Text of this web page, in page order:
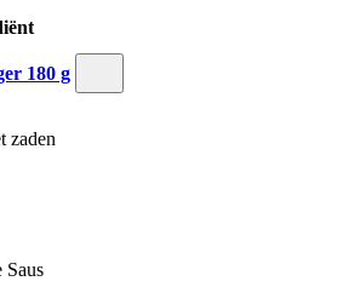
180 g
zaden
Saus